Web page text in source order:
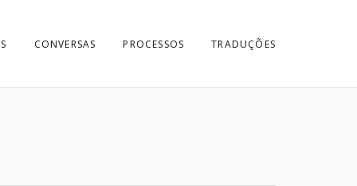
CONVERSAS PROCESSOS TRADUÇÕES